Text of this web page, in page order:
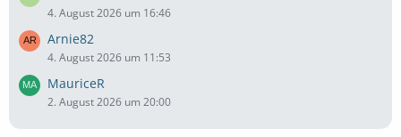
4. August 2026 um 16:46
Arnie82
4. August 2026 um 11:53
MauriceR
2. August 2026 um 20:00